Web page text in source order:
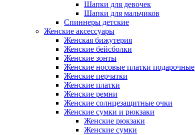
Шапки для девочек
Шапки для мальчиков
Спиннеры детские
Женские аксессуары
Женская бижутерия
Женские бейсболки
Женские зонты
Женские носовые платки подарочные
Женские перчатки
Женские платки
Женские ремни
Женские солнцезащитные очки
Женские сумки и рюкзаки
Женские рюкзаки
Женские сумки